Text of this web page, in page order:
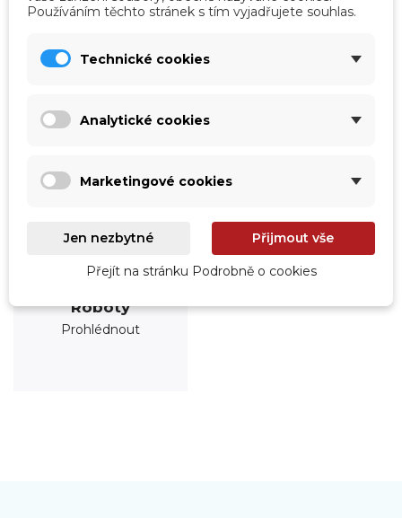
Roboty
Prohlédnout
Používáním těchto stránek s tím vyjadřujete souhlas.
Technické cookies
Analytické cookies
Marketingové cookies
Jen nezbytné Přijmout vše
Přejít na stránku Podrobně o cookies